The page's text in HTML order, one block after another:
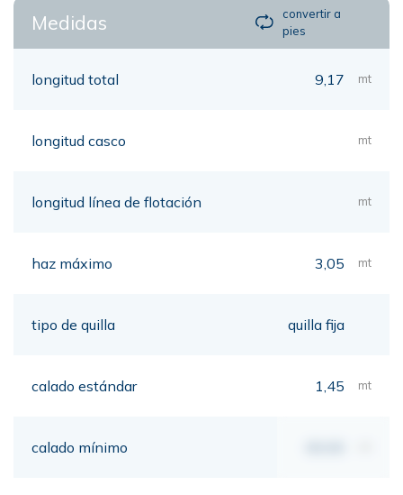
Medidas
convertir a
pies
longitud total 9,17 mt
longitud casco mt
longitud línea de flotación mt
haz máximo 3,05 mt
tipo de quilla quilla fija
calado estándar 1,45 mt
calado mínimo